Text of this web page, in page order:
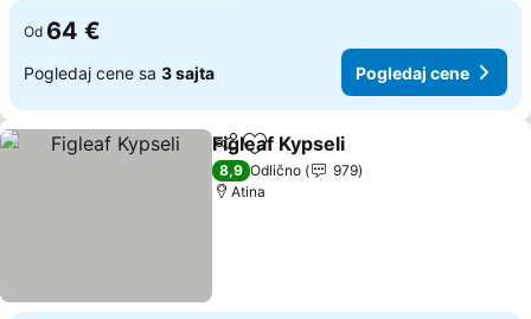
Od 64 €
Pogledaj cene sa 3 sajta Pogledaj cene
Deli Dodati u favorite
Figleaf Kypseli
8,9 Odlično
979
Atina